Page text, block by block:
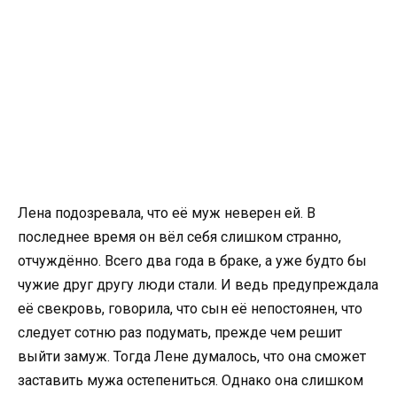
Лена подозревала, что её муж неверен ей. В
последнее время он вёл себя слишком странно,
отчуждённо. Всего два года в браке, а уже будто бы
чужие друг другу люди стали. И ведь предупреждала
её свекровь, говорила, что сын её непостоянен, что
следует сотню раз подумать, прежде чем решит
выйти замуж. Тогда Лене думалось, что она сможет
заставить мужа остепениться. Однако она слишком